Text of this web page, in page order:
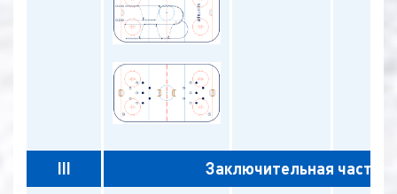
III Заключительная часть